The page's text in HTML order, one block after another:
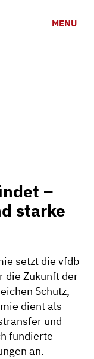
MENU
–
starke
setzt die vfdb
die Zukunft der
Schutz,
dient als
und
fundierte
an.